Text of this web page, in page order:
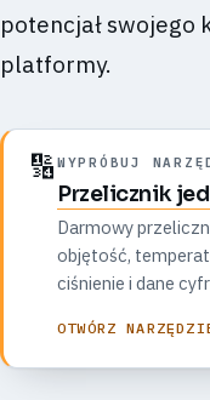
potencjał swojego
platformy.
🔢 WYPRÓBUJ
Przelicznik
Darmowy
objętość,
ciśnienie i dane
OTWÓRZ